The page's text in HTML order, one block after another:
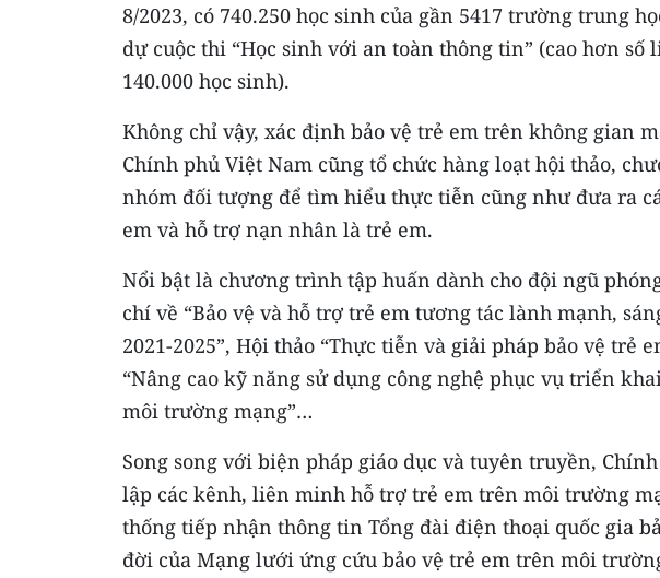
8/2023, có 740.250 học sinh của gần 5417 trường trung
dự cuộc thi “Học sinh với an toàn thông tin” (cao hơn số
140.000 học sinh).
Không chỉ vậy, xác định bảo vệ trẻ em trên không gian
Chính phủ Việt Nam cũng tổ chức hàng loạt hội thảo,
nhóm đối tượng để tìm hiểu thực tiễn cũng như đưa ra
em và hỗ trợ nạn nhân là trẻ em.
Nổi bật là chương trình tập huấn dành cho đội ngũ
chí về “Bảo vệ và hỗ trợ trẻ em tương tác lành mạnh,
2021-2025”, Hội thảo “Thực tiễn và giải pháp bảo vệ trẻ
“Nâng cao kỹ năng sử dụng công nghệ phục vụ triển
môi trường mạng”…
Song song với biện pháp giáo dục và tuyên truyền,
lập các kênh, liên minh hỗ trợ trẻ em trên môi trường
thống tiếp nhận thông tin Tổng đài điện thoại quốc gia
đời của Mạng lưới ứng cứu bảo vệ trẻ em trên môi